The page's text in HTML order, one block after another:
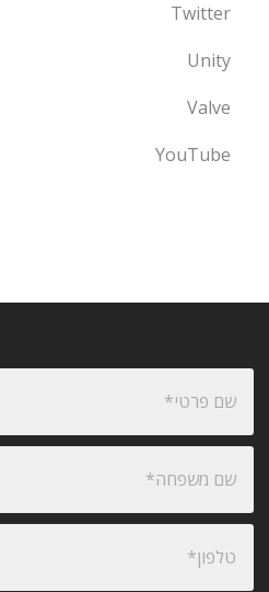
Twitter
Unity
Valve
YouTube